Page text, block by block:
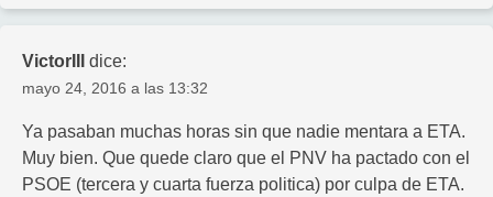
VictorIII dice:
mayo 24, 2016 a las 13:32
Ya pasaban muchas horas sin que nadie mentara a ETA.
Muy bien. Que quede claro que el PNV ha pactado con el
PSOE (tercera y cuarta fuerza politica) por culpa de ETA.